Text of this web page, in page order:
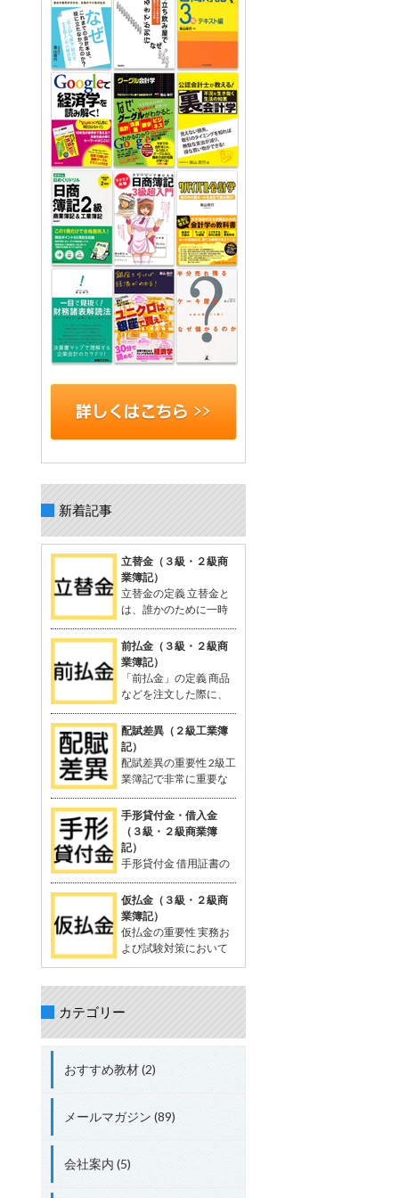
新着記事
立替金（３級・２級商
業簿記）
立替金の定義 立替金と
は、誰かのために一時
的に支払った代金で、
後日精算されるもの。 よく関連語句と
して「給料」がセットで出てくる。 立
替金の概念 例：従業員の個人的な支出
や取引先の負担すべき広告費などを、
一時的に立て替えて支払う。 支払った
金額は「将来返してもらう予定のお
金」として資産に計上される。 立替金
は「立替金の請求権」として扱われ、
資産勘定に計上。 簿記の問題での立替
金 給与支給時に従業員に対する立替金
を相殺する処理が出題されることがあ
る。 立替金の処理について理解してお
くことが重要。 具体的な取引例 例：従
業員の頼みで、個人的な支出65,000円
を立て替え、現金で支払う。 仕訳： 借
方：立替金 65,000円 貸方：現金
前払金（３級・２級商
業簿記）
「前払金」の定義 商品
などを注文した際に、
品物を受け取る前に支
払った手付金や内金のこと。 支払いに
関連する勘定科目として「前払金」が
使用される。 関連する用語：商品の仕
入れなど。 「前払金」の概念 契約や注
文が成立した際、手付金を支払うこと
が一般的。 支払った時点では品物の受
け取りが確定していないため、「一時
的に相手に預けているお金」として扱
う。 支払った金額は資産勘定に計上さ
れ、将来的に商品を受け取る権利を持
つと考えられる。 「前払金」の特性 仕
入れや費用として確定しているわけで
はない。 目的の品物が手に入らなけれ
ば、支払った金額を返金してもらうこ
ともある。 「前渡金」という用語も同
義で使用されることがある。 取引例
配賦差異（２級工業簿
記）
配賦差異の重要性 2級工
業簿記で非常に重要な
概念。 製造間接費を予
定配賦や標準原価計算で計算する際に
生じる差異。 試験対策として配賦差異
の理解は必須。 配賦差異の定義 配賦差
異は、製造間接費の予定配賦額（正常
配賦額）と実際発生額との差額。 この
差異の把握は、原価管理やコスト管理
において重要。 関連用語 「実際配
賦」、「予定配賦率」、「製造間接
費」、「部門費」など。 配賦差異には
「予算差異」と「操業度差異」の2種
類がある。 配賦差異の計算方法 予定
（正常）配賦額 = 予定（正常）配賦率
× 実際操業度。 実際発生額との差額が
配賦差異。 差異の処理方法 実際発生額
が予定額を上回る場合、追加コストと
して借方差異（不利差異）。 実際発生
額が予定額を下回る場合、コスト節約
手形貸付金・借入金
（３級・２級商業簿
記）
手形貸付金 借用証書の
代わりに約束手形を使
って行われる貸付債権。 資産に分類さ
れる。 手形を使わない場合は、「貸付
金」 手形借入金 借用証書の代わりに約
束手形を使って行われる借入債務。 負
債に分類される。 手形を使わない場合
れる場合：「手形借入金」 具体例 200
座預金に入金された場合： 借方：当座
+ 2,000,000円 総勘定元帳への転記 資
産：「当座預金 + 2,000,000円」 負
仮払金（３級・２級商
業簿記）
仮払金の重要性 実務お
よび試験対策において
重要な科目。 簿記3級以
類 資産勘定に分類される。 実際の支出
る。 仮払金の定義 支出金額や内容が確
定していない場合に一時的に支払う際
に使用する勘定科目。 支出内容が確定
した時点で精算処理を行い、仮払金は
解消される。 短期間で精算されること
が前提。 関連する勘定科目 現金や仮受
使用例 例: 出張費が確定しない場合、
社員に2,000円を仮払金として渡し、
カテゴリー
おすすめ教材 (2)
メールマガジン (89)
会社案内 (5)